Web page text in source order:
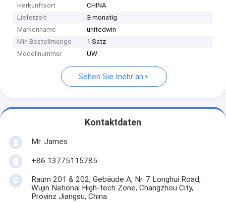
Herkunftsort
CHINA
Lieferzeit
3-monatig
Markenname
unitedwin
Min Bestellmenge
1 Satz
Modellnummer
UW
Sehen Sie mehr an
Kontaktdaten
Mr. James
+86 13775115785
Raum 201 & 202, Gebäude A, Nr. 7 Longhui Road,
Wujin National High-tech Zone, Changzhou City,
Provinz Jiangsu, China